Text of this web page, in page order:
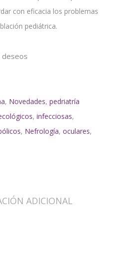
con eficacia los problemas
pediátrica.
deseos
, Novedades, pedriatría
, infecciosas,
, Nefrología, oculares,
ADICIONAL